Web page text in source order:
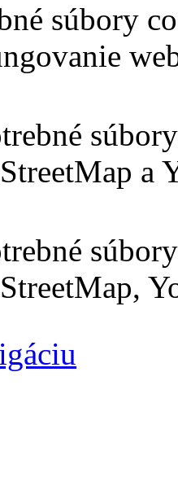
súbory
a